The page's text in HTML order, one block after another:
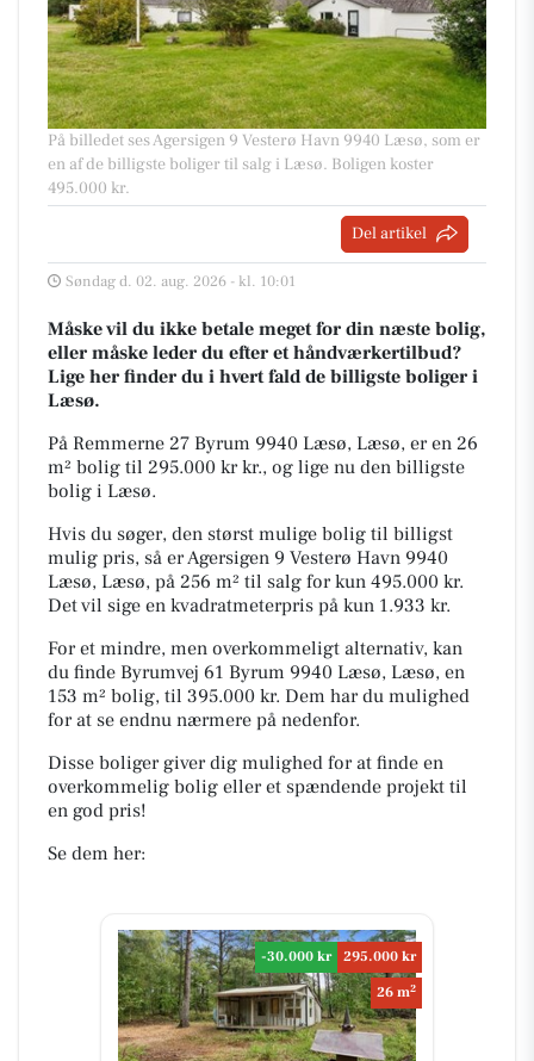
På billedet ses Agersigen 9 Vesterø Havn 9940 Læsø, som er
en af de billigste boliger til salg i Læsø. Boligen koster
495.000 kr.
Del artikel
Søndag d. 02. aug. 2026 - kl. 10:01
Måske vil du ikke betale meget for din næste bolig,
eller måske leder du efter et håndværkertilbud?
Lige her finder du i hvert fald de billigste boliger i
Læsø.
På Remmerne 27 Byrum 9940 Læsø, Læsø, er en 26
m² bolig til 295.000 kr kr., og lige nu den billigste
bolig i Læsø.
Hvis du søger, den størst mulige bolig til billigst
mulig pris, så er Agersigen 9 Vesterø Havn 9940
Læsø, Læsø, på 256 m² til salg for kun 495.000 kr.
Det vil sige en kvadratmeterpris på kun 1.933 kr.
For et mindre, men overkommeligt alternativ, kan
du finde Byrumvej 61 Byrum 9940 Læsø, Læsø, en
153 m² bolig, til 395.000 kr. Dem har du mulighed
for at se endnu nærmere på nedenfor.
Disse boliger giver dig mulighed for at finde en
overkommelig bolig eller et spændende projekt til
en god pris!
Se dem her:
-30.000 kr
295.000 kr
26 m2